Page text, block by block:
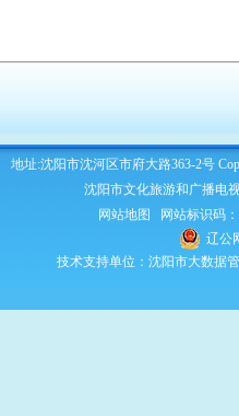
地址:沈阳市沈河区市府大路363-2号
沈阳市文化旅游和广播电
网站地图
网站标识码
辽公
技术支持单位：沈阳市大数据